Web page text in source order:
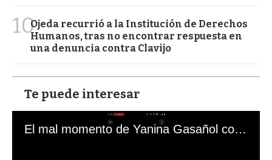
10Ojeda recurrió a la Institución de Derechos
Humanos, tras no encontrar respuesta en
una denuncia contra Clavijo
Te puede interesar
El mal momento de Yanina Gasañol con un hincha argentino en "Subrayado"